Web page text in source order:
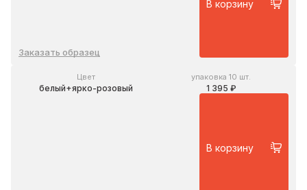
Заказать образец
В корзину
Цвет
белый+ярко-розовый
упаковка 10 шт.
1 395 ₽
В корзину